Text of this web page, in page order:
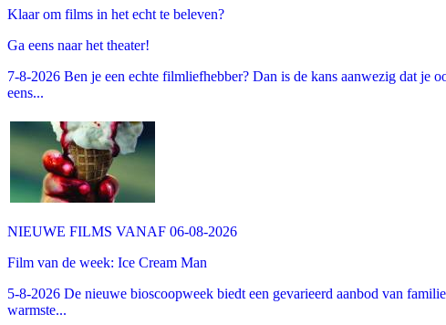
Klaar om films in het echt te beleven?
Ga eens naar het theater!
7-8-2026 Ben je een echte filmliefhebber? Dan is de kans aanwezig dat je
eens...
NIEUWE FILMS VANAF 06-08-2026
Film van de week: Ice Cream Man
5-8-2026 De nieuwe bioscoopweek biedt een gevarieerd aanbod van
warmste...